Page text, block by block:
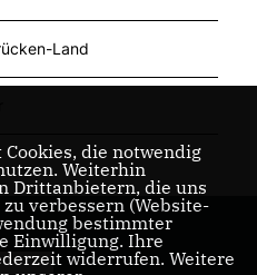
Land
die notwendig
Weiterhin
Drittanbietern, die uns
verbessern (Website-
bestimmter
Einwilligung. Ihre
widerrufen. Weitere